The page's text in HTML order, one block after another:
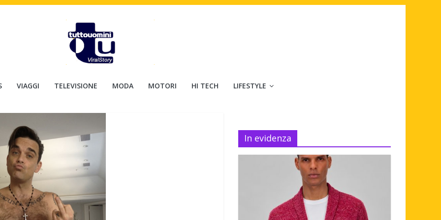
VIAGGI TELEVISIONE MODA MOTORI HI TECH LIFESTYLE
In evidenza